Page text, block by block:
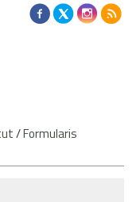
/Formularis